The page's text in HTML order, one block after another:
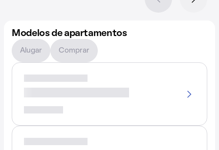
Modelos de apartamentos
Alugar Comprar